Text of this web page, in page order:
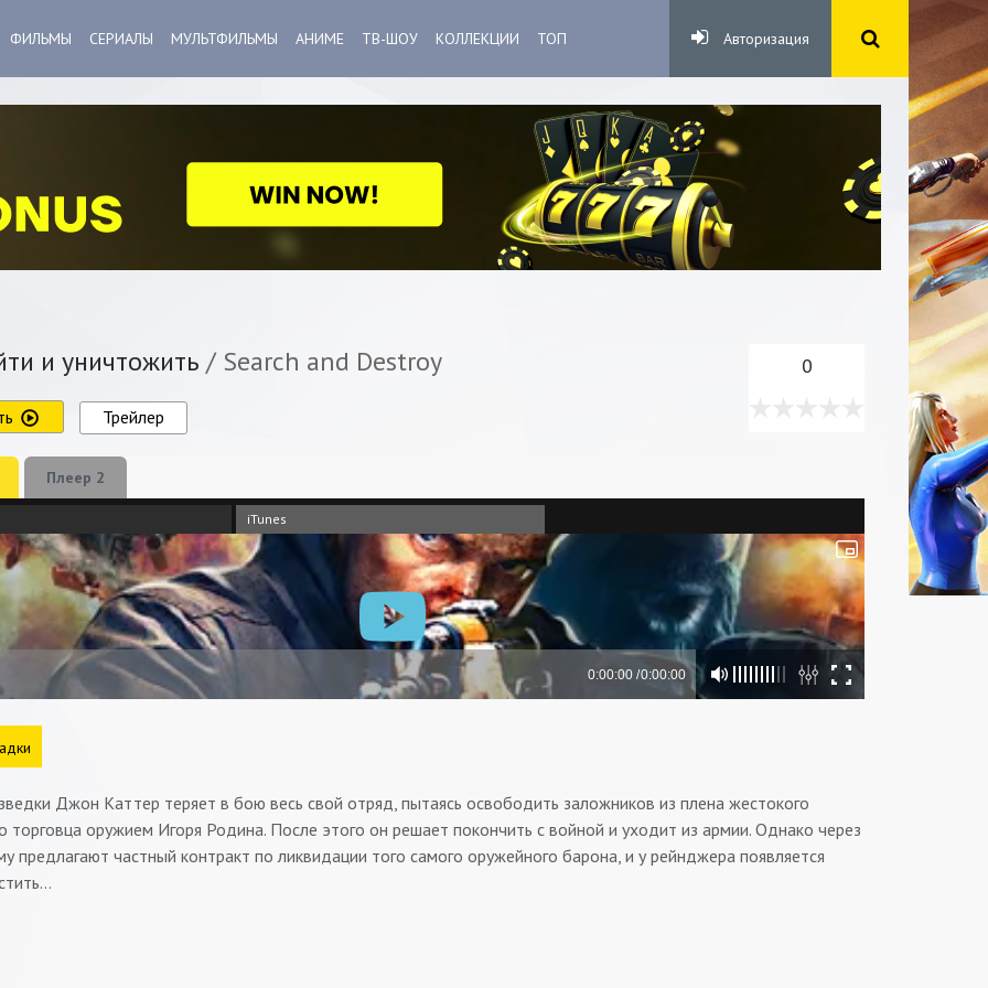
ФИЛЬМЫ СЕРИАЛЫ МУЛЬТФИЛЬМЫ АНИМЕ ТВ-ШОУ КОЛЛЕКЦИИ ТОП Авторизация
и уничтожить / Search and Destroy 0
Трейлер
Плеер 2
iTunes
Джон Каттер теряет в бою весь свой отряд, пытаясь освободить заложников из плена жестокого
торговца оружием Игоря Родина. После этого он решает покончить с войной и уходит из армии. Однако через
предлагают частный контракт по ликвидации того самого оружейного барона, и у рейнджера появляется